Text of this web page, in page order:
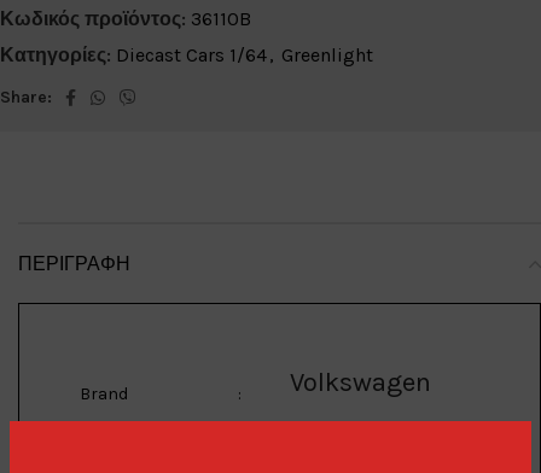
Κωδικός προϊόντος: 36110B
Κατηγορίες: Diecast Cars 1/64, Greenlight
Share:
ΠΕΡΙΓΡΑΦΉ
Brand : Volkswagen